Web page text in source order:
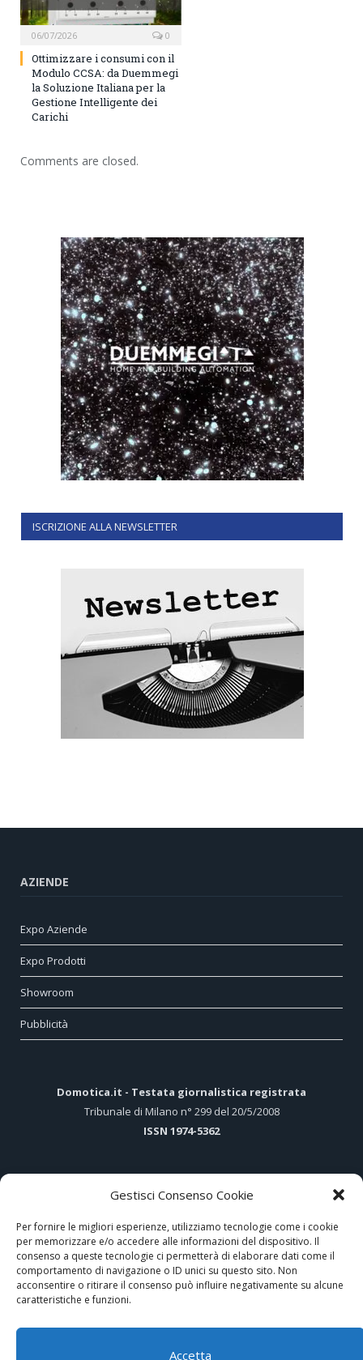
Gestisci Consenso Cookie
Per fornire le migliori esperienze, utilizziamo tecnologie come i cookie
per memorizzare e/o accedere alle informazioni del dispositivo. Il
consenso a queste tecnologie ci permetterà di elaborare dati come il
comportamento di navigazione o ID unici su questo sito. Non
acconsentire o ritirare il consenso può influire negativamente su alcune
caratteristiche e funzioni.
Accetta
06/07/2026 0
Ottimizzare i consumi con il
Modulo CCSA: da Duemmegi
la Soluzione Italiana per la
Gestione Intelligente dei
Carichi
Comments are closed.
ISCRIZIONE ALLA NEWSLETTER
AZIENDE
Expo Aziende
Expo Prodotti
Showroom
Pubblicità
Domotica.it - Testata giornalistica registrata
Tribunale di Milano n° 299 del 20/5/2008
ISSN 1974-5362
ARTICOLI PIÙ LETTI
Gewiss presenta ICE, il nuovo stile del sistema domotico
Hi-Tech e tradizione nel cuore di Assisi
Disco di memoria virtuale di Photoshop pieno su Mac? 4 modi per
pulirlo